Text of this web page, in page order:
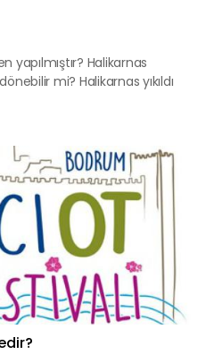
yapılmıştır? Halikarnas
mi? Halikarnas yıkıldı